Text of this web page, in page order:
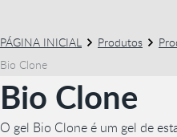
PÁGINA INICIAL Produtos
Bio Clone
Bio Clone
O gel Bio Clone é um gel de